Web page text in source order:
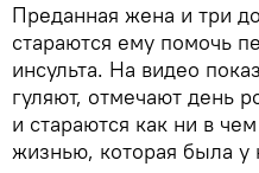
Преданная жена и три
стараются ему помочь
инсульта. На видео
гуляют, отмечают день
и стараются как ни в
жизнью, которая была у